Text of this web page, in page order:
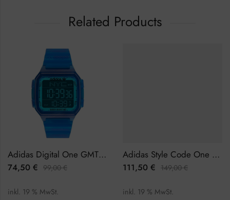
Related Products
Adidas Digital One GMT AOST22047 Herrenuhr Chronograph
74,50 € 99,00€
inkl. 19 % MwSt.
Adidas Style Code One AOSY22023 Damenuhr
111,50 € 149,00€
inkl. 19 % MwSt.